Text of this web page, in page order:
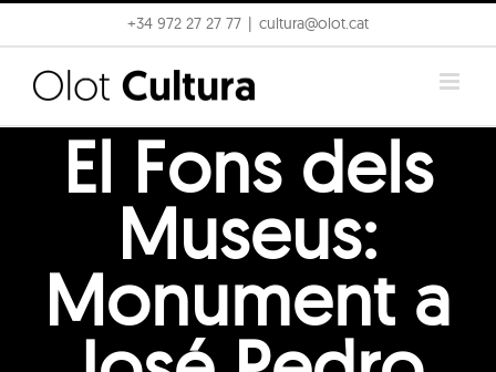
to
content
+34 972 27 27 77 cultura@olot.cat
El Fons dels
Museus:
Monument a